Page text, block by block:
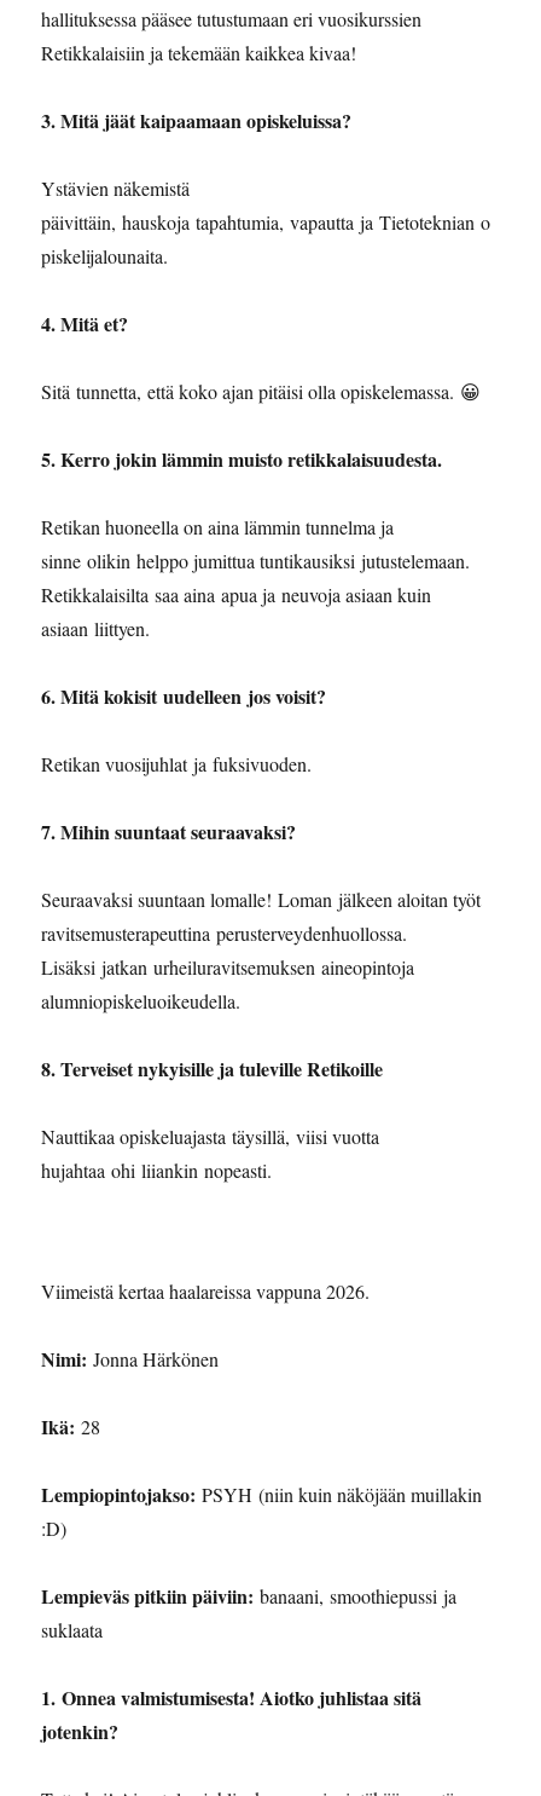
hallituksessa pääsee tutustumaan eri vuosikurssien
Retikkalaisiin ja tekemään kaikkea kivaa!
3. ⁠Mitä jäät kaipaamaan opiskeluissa?
Ystävien näkemistä
päivittäin, hauskoja tapahtumia, vapautta ja Tietoteknian o
piskelijalounaita.
4. ⁠Mitä et?
Sitä tunnetta, että koko ajan pitäisi olla opiskelemassa. 😀
5. ⁠Kerro jokin lämmin muisto retikkalaisuudesta.
Retikan huoneella on aina lämmin tunnelma ja
sinne olikin helppo jumittua tuntikausiksi jutustelemaan.
Retikkalaisilta saa aina apua ja neuvoja asiaan kuin
asiaan liittyen.
6. ⁠Mitä kokisit uudelleen jos voisit?
Retikan vuosijuhlat ja fuksivuoden.
7. ⁠Mihin suuntaat seuraavaksi?
Seuraavaksi suuntaan lomalle! Loman jälkeen aloitan työt
ravitsemusterapeuttina perusterveydenhuollossa.
Lisäksi jatkan urheiluravitsemuksen aineopintoja
alumniopiskeluoikeudella.
8. ⁠Terveiset nykyisille ja tuleville Retikoille
Nauttikaa opiskeluajasta täysillä, viisi vuotta
hujahtaa ohi liiankin nopeasti.
Viimeistä kertaa haalareissa vappuna 2026.
Nimi: Jonna Härkönen
Ikä: 28
Lempiopintojakso: PSYH (niin kuin näköjään muillakin
:D)
Lempieväs pitkiin päiviin: banaani, smoothiepussi ja
suklaata
1. Onnea valmistumisesta! Aiotko juhlistaa sitä
jotenkin?